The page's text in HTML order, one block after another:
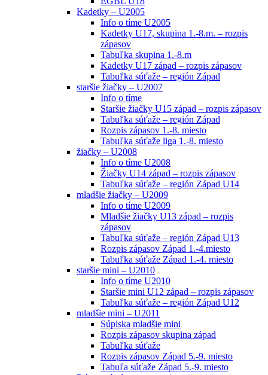
Kadetky – U2005
Info o tíme U2005
Kadetky U17, skupina 1.-8.m. – rozpis
zápasov
Tabuľka skupina 1.-8.m
Kadetky U17 západ – rozpis zápasov
Tabuľka súťaže – región Západ
staršie žiačky – U2007
Info o tíme
Staršie žiačky U15 západ – rozpis zápasov
Tabuľka súťaže – región Západ
Rozpis zápasov 1.-8. miesto
Tabuľka súťaže liga 1.-8. miesto
žiačky – U2008
Info o tíme U2008
Žiačky U14 západ – rozpis zápasov
Tabuľka súťaže – región Západ U14
mladšie žiačky – U2009
Info o tíme U2009
Mladšie žiačky U13 západ – rozpis
zápasov
Tabuľka súťaže – región Západ U13
Rozpis zápasov Západ 1.-4.miesto
Tabuľka súťaže Západ 1.-4. miesto
staršie mini – U2010
Info o tíme U2010
Staršie mini U12 západ – rozpis zápasov
Tabuľka súťaže – región Západ U12
mladšie mini – U2011
Súpiska mladšie mini
Rozpis zápasov skupina západ
Tabuľka súťaže
Rozpis zápasov Západ 5.-9. miesto
Tabuľa súťaže Západ 5.-9. miesto